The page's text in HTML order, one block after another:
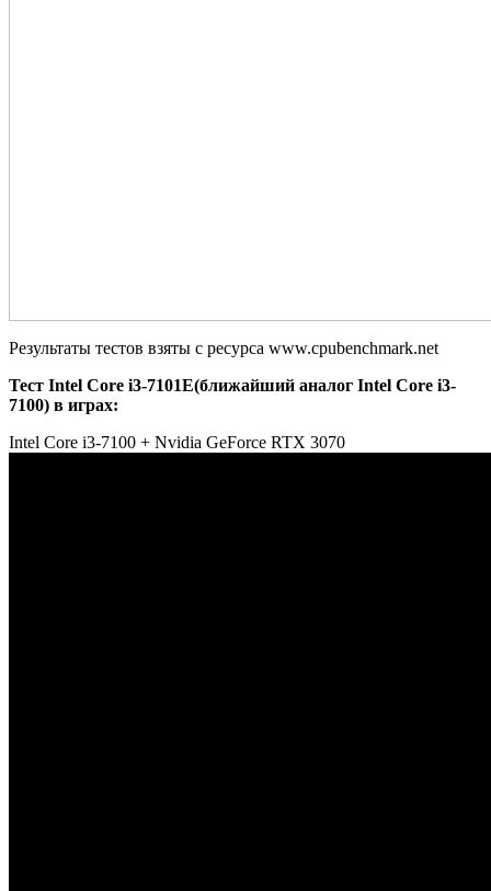
Результаты тестов взяты с ресурса www.cpubenchmark.net
Тест Intel Core i3-7101E(ближайший аналог Intel Core i3-
7100) в играх:
Intel Core i3-7100 + Nvidia GeForce RTX 3070